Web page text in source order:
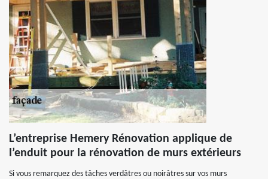
L’entreprise Hemery Rénovation applique de
l’enduit pour la rénovation de murs extérieurs
Si vous remarquez des tâches verdâtres ou noirâtres sur vos murs